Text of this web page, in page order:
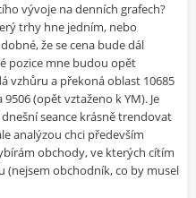
vývoje na denních grafech?
trhy hne jedním, nebo
že se cena bude dál
pozice mne budou opět
vzhůru a překoná oblast 10685
(opět vztaženo k YM). Je
seance krásně trendovat
analýzou chci především
obchody, ve kterých cítím
obchodník, co by musel